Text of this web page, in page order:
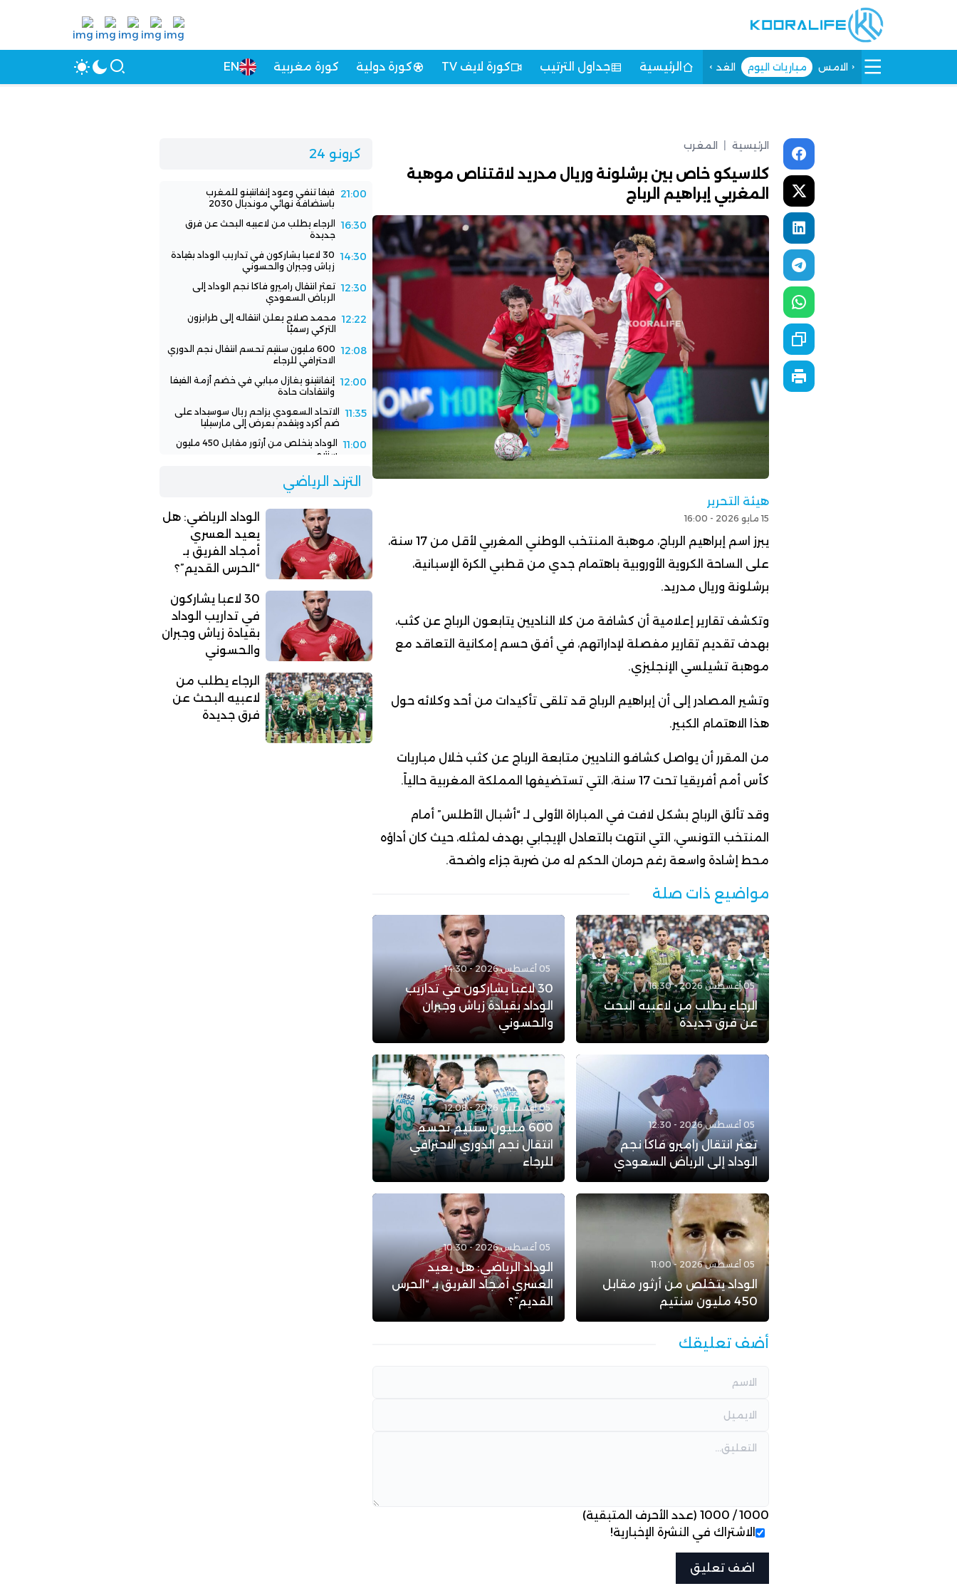
الامس مباريات اليوم الغد الرئيسية جداول الترتيب كورة لايف TV كورة دولية كورة مغربية EN
الرئيسية المغرب
كلاسيكو خاص بين برشلونة وريال مدريد لاقتناص موهبة
المغربي إبراهيم الرباج
هيئة التحرير
15 مايو 2026 - 16:00
يبرز اسم إبراهيم الرباج، موهبة المنتخب الوطني المغربي لأقل من 17 سنة،
على الساحة الكروية الأوروبية باهتمام جدي من قطبي الكرة الإسبانية،
برشلونة وريال مدريد.
وتكشف تقارير إعلامية أن كشافة من كلا الناديين يتابعون الرباج عن كثب،
بهدف تقديم تقارير مفصلة لإداراتهم، في أفق حسم إمكانية التعاقد مع
موهبة تشيلسي الإنجليزي.
وتشير المصادر إلى أن إبراهيم الرباج قد تلقى تأكيدات من أحد وكلائه حول
هذا الاهتمام الكبير.
من المقرر أن يواصل كشافو الناديين متابعة الرباج عن كثب خلال مباريات
كأس أمم أفريقيا تحت 17 سنة، التي تستضيفها المملكة المغربية حالياً.
وقد تألق الرباج بشكل لافت في المباراة الأولى لـ “أشبال الأطلس” أمام
المنتخب التونسي، التي انتهت بالتعادل الإيجابي بهدف لمثله، حيث كان أداؤه
محط إشادة واسعة رغم حرمان الحكم له من ضربة جزاء واضحة.
مواضيع ذات صلة
05 أغسطس 2026 - 16:30
الرجاء يطلب من لاعبيه البحث
عن فرق جديدة
05 أغسطس 2026 - 14:30
30 لاعبا يشاركون في تداريب
الوداد بقيادة زياش وجبران
والحسوني
05 أغسطس 2026 - 12:30
تعثر انتقال راميرو فاكا نجم
الوداد إلى الرياض السعودي
05 أغسطس 2026 - 12:08
600 مليون سنتيم تحسم
انتقال نجم الدوري الاحترافي
للرجاء
05 أغسطس 2026 - 11:00
الوداد يتخلص من أرثور مقابل
450 مليون سنتيم
05 أغسطس 2026 - 10:30
الوداد الرياضي: هل يعيد
العسري أمجاد الفريق بـ “الحرس
القديم”؟
أضف تعليقك
1000
/
1000 (عدد الأحرف المتبقية)
الاشتراك في النشرة الإخبارية!
كرونو 24
21:00
فيفا تنفي وعود إنفانتينو للمغرب
باستضافة نهائي مونديال 2030
16:30
الرجاء يطلب من لاعبيه البحث عن فرق
جديدة
14:30
30 لاعبا يشاركون في تداريب الوداد بقيادة
زياش وجبران والحسوني
12:30 تعثر انتقال راميرو فاكا نجم الوداد إلى
الرياض السعودي
12:22 محمد صلاح يعلن انتقاله إلى طرابزون
التركي رسميًا
12:08
600 مليون سنتيم تحسم انتقال نجم الدوري
الاحترافي للرجاء
12:00
إنفانتينو يغازل مبابي في خضم أزمة الفيفا
وانتقادات حادة
11:35
الاتحاد السعودي يزاحم ريال سوسيداد على
ضم أكرد ويتقدم بعرض إلى مارسيليا
11:00
الوداد يتخلص من أرثور مقابل 450 مليون
سنتيم
10:30
الوداد الرياضي: هل يعيد العسري أمجاد
الفريق بـ “الحرس القديم”؟
الترند الرياضي
الوداد الرياضي: هل
يعيد العسري
أمجاد الفريق بـ
“الحرس القديم”؟
30 لاعبا يشاركون
في تداريب الوداد
بقيادة زياش وجبران
والحسوني
الرجاء يطلب من
لاعبيه البحث عن
فرق جديدة